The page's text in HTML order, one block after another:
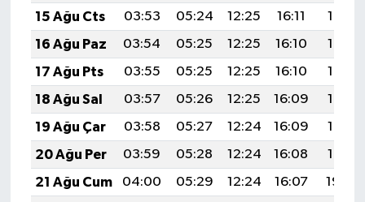
15 Ağu Cts
03:53 05:24 12:25 16:11
19:17
16 Ağu Paz
03:54 05:25 12:25 16:10
19:15
17 Ağu Pts
03:55 05:25 12:25 16:10
19:14
18 Ağu Sal
03:57 05:26 12:25 16:09
19:13
19 Ağu Çar
03:58 05:27 12:24 16:09
19:12
20 Ağu Per
03:59 05:28 12:24 16:08
19:10
21 Ağu Cum
04:00 05:29 12:24 16:07
19:09